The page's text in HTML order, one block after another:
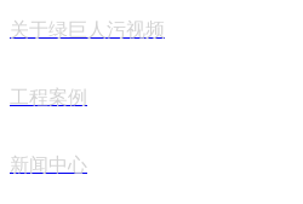
关于绿巨人污视频
工程案例
新闻中心